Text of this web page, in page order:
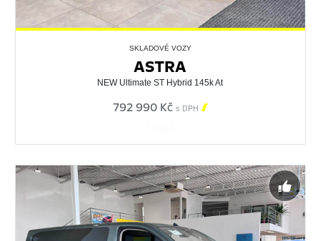
SKLADOVÉ VOZY
ASTRA
NEW Ultimate ST Hybrid 145k At
792 990 Kč s DPH 